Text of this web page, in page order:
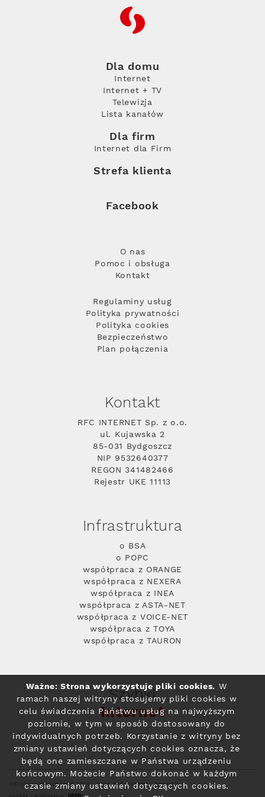
RFC
Dla domu
Internet
Internet + TV
Telewizja
Lista kanałów
Dla firm
Internet dla Firm
Strefa klienta
Facebook
O nas
Pomoc i obsługa
Kontakt
Regulaminy usług
Polityka prywatności
Polityka cookies
Bezpieczeństwo
Plan połączenia
Kontakt
RFC INTERNET Sp. z o.o.
ul. Kujawska 2
85-031 Bydgoszcz
NIP 9532640377
REGON 341482466
Rejestr UKE 11113
Infrastruktura
o BSA
o POPC
współpraca z ORANGE
współpraca z NEXERA
współpraca z INEA
współpraca z ASTA-NET
współpraca z VOICE-NET
współpraca z TOYA
współpraca z TAURON
Szybki
Internet
Polityka prywatności© 2004 - 2026 RFC Internet i Telewizja
Ważne: Strona wykorzystuje pliki cookies. W
ramach naszej witryny stosujemy pliki cookies w
celu świadczenia Państwu usług na najwyższym
poziomie, w tym w sposób dostosowany do
indywidualnych potrzeb. Korzystanie z witryny bez
zmiany ustawień dotyczących cookies oznacza, że
będą one zamieszczane w Państwa urządzeniu
końcowym. Możecie Państwo dokonać w każdym
czasie zmiany ustawień dotyczących cookies.